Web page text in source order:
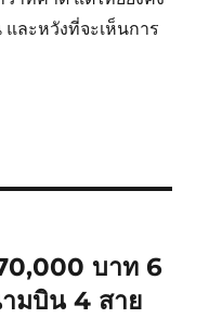
ละหวังที่จะเห็นการ
บาท 6
ามบิน 4 สาย